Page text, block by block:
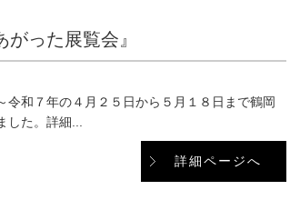
った展覧会』
和７年の４月２５日から５月１８日まで鶴岡
た。詳細...
詳細ページへ